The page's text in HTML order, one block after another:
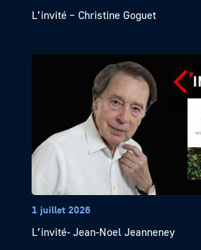
L’invité – Christine Goguet
1 juillet 2026
L’invité- Jean-Noel Jeanneney